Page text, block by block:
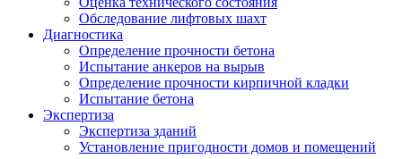
Обследование лифтовых шахт
Диагностика
Определение прочности бетона
Испытание анкеров на вырыв
Определение прочности кирпичной кладки
Испытание бетона
Экспертиза
Экспертиза зданий
Установление пригодности домов и помещений